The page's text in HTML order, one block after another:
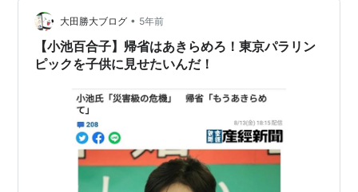
大田勝大ブログ • 5年前
【小池百合子】帰省はあきらめろ！東京パラリン
ピックを子供に見せたいんだ！